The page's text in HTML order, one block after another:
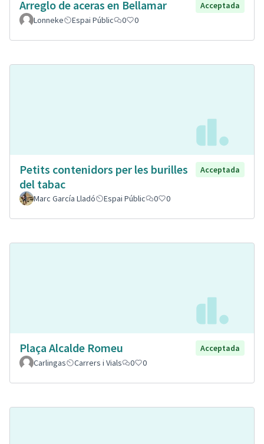
Arreglo de aceras en Bellamar
Acceptada
Lonneke
Espai Públic 0 0
Petits contenidors per les burilles
del tabac
Acceptada
Marc García Lladó Espai Públic 0 0
Plaça Alcalde Romeu
Acceptada
Carlingas
Carrers i Vials 0 0